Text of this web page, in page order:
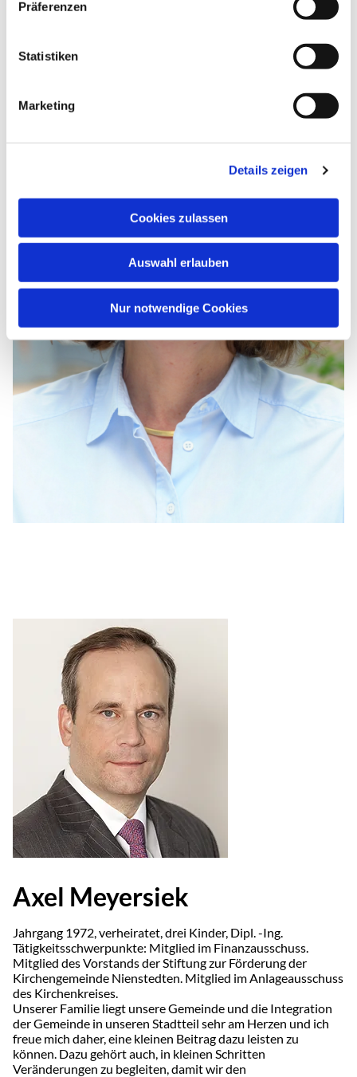
Präferenzen
Statistiken
Marketing
Details zeigen
Cookies zulassen
Auswahl erlauben
Nur notwendige Cookies
Axel Meyersiek
Jahrgang 1972, verheiratet, drei Kinder, Dipl. -Ing.
Tätigkeitsschwerpunkte: Mitglied im Finanzausschuss.
Mitglied des Vorstands der Stiftung zur Förderung der
Kirchengemeinde Nienstedten. Mitglied im Anlageausschuss
des Kirchenkreises.
Unserer Familie liegt unsere Gemeinde und die Integration
der Gemeinde in unseren Stadtteil sehr am Herzen und ich
freue mich daher, eine kleinen Beitrag dazu leisten zu
können. Dazu gehört auch, in kleinen Schritten
Veränderungen zu begleiten, damit wir den